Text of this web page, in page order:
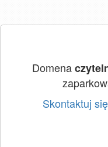
Domena
Skontaktuj się